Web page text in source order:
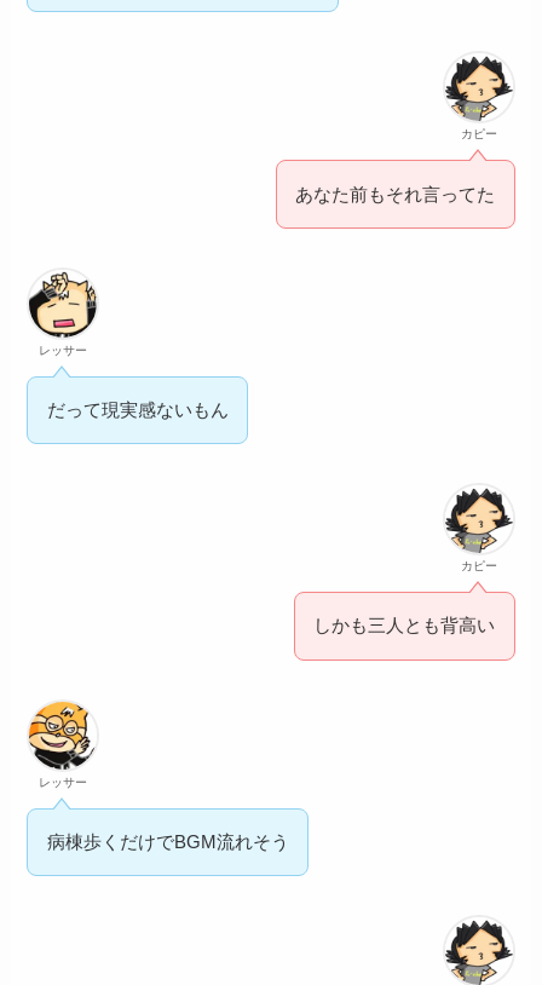
カピー
あなた前もそれ言ってた
レッサー
だって現実感ないもん
カピー
しかも三人とも背高い
レッサー
病棟歩くだけでBGM流れそう